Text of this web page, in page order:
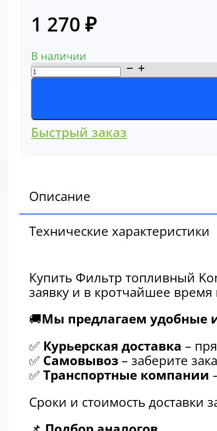
1 270 ₽
В наличии
Количество
товара
топливный
Komatsu
600-
Быстрый заказ
Описание
Технические характеристики
Купить Фильтр топливный
заявку и в кротчайшее
🚚Мы предлагаем удобные
✅ Курьерская доставка –
✅ Самовывоз – заберите
✅ Транспортные компании
Сроки и стоимость доставки